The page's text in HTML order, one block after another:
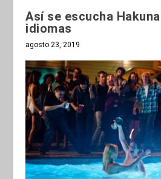
Así se escucha
idiomas
agosto 23, 2019